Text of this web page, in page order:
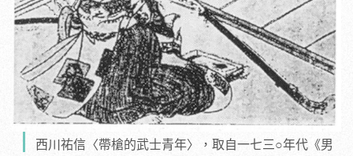
西川祐信〈帶槍的武士青年〉，取自一七三○年代《男